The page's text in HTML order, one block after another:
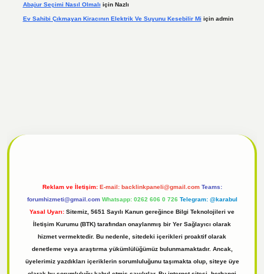
Abajur Seçimi Nasıl Olmalı için Nazlı
Ev Sahibi Çıkmayan Kiracının Elektrik Ve Suyunu Kesebilir Mi için admin
Reklam ve İletişim: E-mail: backlinkpaneli@gmail.com Teams:
forumhizmeti@gmail.com Whatsapp: 0262 606 0 726 Telegram: @karabul
Yasal Uyarı: Sitemiz, 5651 Sayılı Kanun gereğince Bilgi Teknolojileri ve
İletişim Kurumu (BTK) tarafından onaylanmış bir Yer Sağlayıcı olarak
hizmet vermektedir. Bu nedenle, sitedeki içerikleri proaktif olarak
denetleme veya araştırma yükümlülüğümüz bulunmamaktadır. Ancak,
üyelerimiz yazdıkları içeriklerin sorumluluğunu taşımakta olup, siteye üye